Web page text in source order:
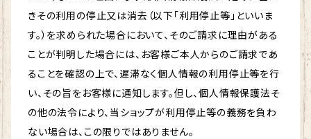
きその利用の停止又は消去（以下「利用停止等」といいま
す。）を求められた場合において、そのご請求に理由がある
ことが判明した場合には、お客様ご本人からのご請求であ
ることを確認の上で、遅滞なく個人情報の利用停止等を行
い、その旨をお客様に通知します。但し、個人情報保護法そ
の他の法令により、当ショップが利用停止等の義務を負わ
ない場合は、この限りではありません。